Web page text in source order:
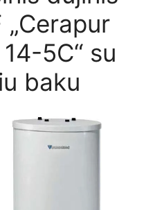
5C“ su
baku